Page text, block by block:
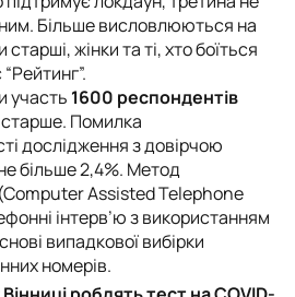
Більше висловлюються на
старші, жінки та ті, хто боїться
участь 1600 респондентів
старше. Помилка
дослідження з довірчою
більше 2,4%. Метод
Assisted Telephone
інтерв’ю з використанням
випадкової вибірки
номерів.